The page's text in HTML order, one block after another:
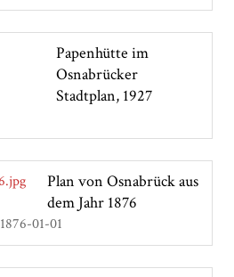
Papenhütte im
Osnabrücker
Stadtplan, 1927
Plan von Osnabrück aus
dem Jahr 1876
1876-01-01